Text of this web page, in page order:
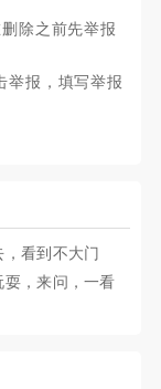
除之前先举报
举报，填写举报
看到不大门
，来问，一看